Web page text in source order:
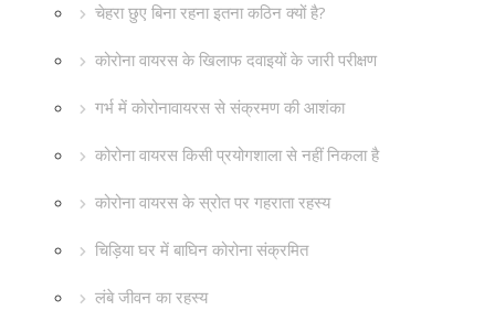
चेहरा छुए बिना रहना इतना कठिन क्यों है?
कोरोना वायरस के खिलाफ दवाइयों के जारी परीक्षण
गर्भ में कोरोनावायरस से संक्रमण की आशंका
कोरोना वायरस किसी प्रयोगशाला से नहीं निकला है
कोरोना वायरस के स्रोत पर गहराता रहस्य
चिड़िया घर में बाघिन कोरोना संक्रमित
लंबे जीवन का रहस्य